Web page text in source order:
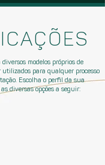
modelos próprios de
utilizados para qualquer processo
Escolha o perfil da sua
diversas opções a seguir: